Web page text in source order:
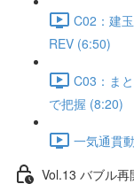
C02：建
REV (6:50)
C03：ま
で把握 (8:20)
一気通貫
Vol.13 バブル